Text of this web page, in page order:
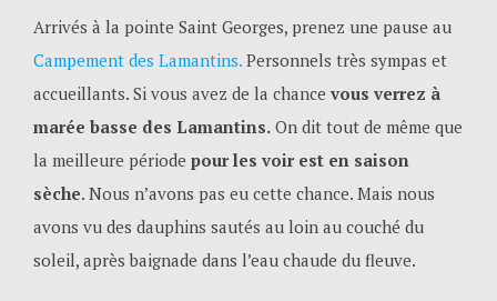
Arrivés à la pointe Saint Georges, prenez une pause au
Campement des Lamantins.Personnels très sympas et
accueillants. Si vous avez de la chance vous verrez à
marée basse des Lamantins.On dit tout de même que
la meilleure période pour les voir est en saison
sèche. Nous n’avons pas eu cette chance. Mais nous
avons vu des dauphins sautés au loin au couché du
soleil, après baignade dans l’eau chaude du fleuve.